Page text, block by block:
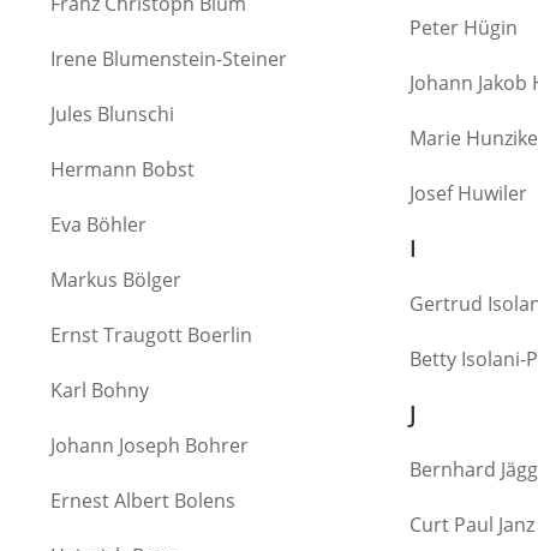
Irene Blumenstein-Steiner
Jules Blunschi
Hermann Bobst
Eva Böhler
Markus Bölger
Ernst Traugott Boerlin
Karl Bohny
Johann Joseph Bohrer
Ernest Albert Bolens
Peter Hügin
Johann Jakob
Marie
Josef Huwiler
I
Gertrud
Betty Isolani-
J
Bernhard
Curt Paul Janz